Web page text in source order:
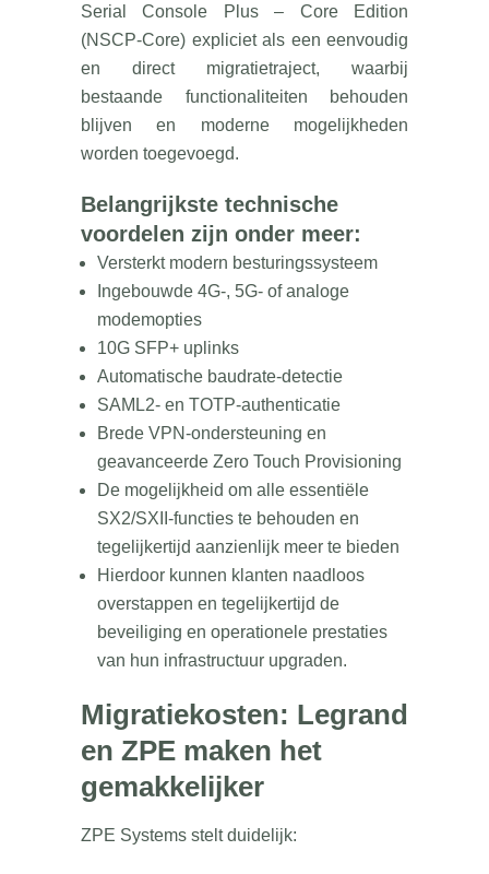
Serial Console Plus – Core Edition
(NSCP-Core) expliciet als een eenvoudig
en direct migratietraject, waarbij
bestaande functionaliteiten behouden
blijven en moderne mogelijkheden
worden toegevoegd.
Belangrijkste technische
voordelen zijn onder meer:
Versterkt modern besturingssysteem
Ingebouwde 4G-, 5G- of analoge
modemopties
10G SFP+ uplinks
Automatische baudrate-detectie
SAML2- en TOTP-authenticatie
Brede VPN-ondersteuning en
geavanceerde Zero Touch Provisioning
De mogelijkheid om alle essentiële
SX2/SXII-functies te behouden en
tegelijkertijd aanzienlijk meer te bieden
Hierdoor kunnen klanten naadloos
overstappen en tegelijkertijd de
beveiliging en operationele prestaties
van hun infrastructuur upgraden.
Migratiekosten: Legrand
en ZPE maken het
gemakkelijker
ZPE Systems stelt duidelijk: